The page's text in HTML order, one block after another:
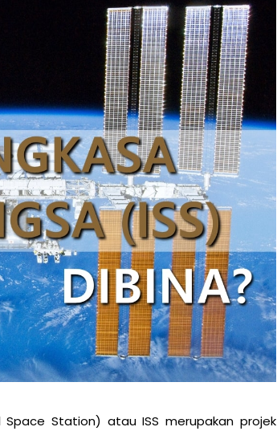
Space Station) atau ISS merupakan projek